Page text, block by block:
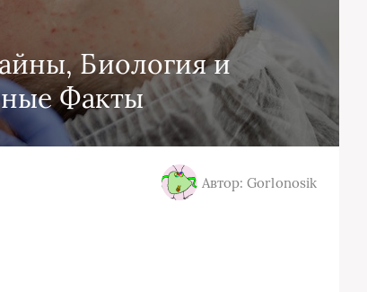
Биология и
Факты
Автор: Gorlonosik